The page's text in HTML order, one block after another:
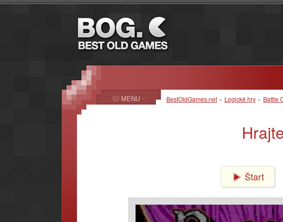
BestOldGames.net » Logické hry » Battle
Štart
MENU